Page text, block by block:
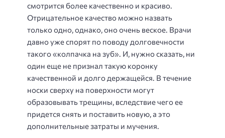
смотрится более качественно и красиво.
Отрицательное качество можно назвать
только одно, однако, оно очень веское. Врачи
давно уже спорят по поводу долговечности
такого «колпачка на зуб». И, нужно сказать, ни
один еще не признал такую коронку
качественной и долго держащейся. В течение
носки сверху на поверхности могут
образовывать трещины, вследствие чего ее
придется снять и поставить новую, а это
дополнительные затраты и мучения.